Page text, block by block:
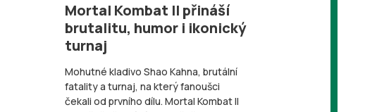
Mortal Kombat II přináší
brutalitu, humor i ikonický
turnaj
Mohutné kladivo Shao Kahna, brutální
fatality a turnaj, na který fanoušci
čekali od prvního dílu. Mortal Kombat II